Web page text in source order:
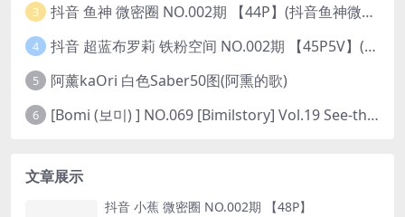
3 抖音 鱼神 微密圈 NO.002期 【44P】(抖音鱼神微密猫)
4 抖音 超蓝布罗莉 铁粉空间 NO.002期 【45P5V】(抖音超蓝布罗利是真的吗)
5 阿薰kaOri 白色Saber50图(阿熏的歌)
6 [Bomi (보미) ] NO.069 [Bimilstory] Vol.19 See-through lingerie
文章展示
抖音 小蕉 微密圈 NO.002期 【48P】